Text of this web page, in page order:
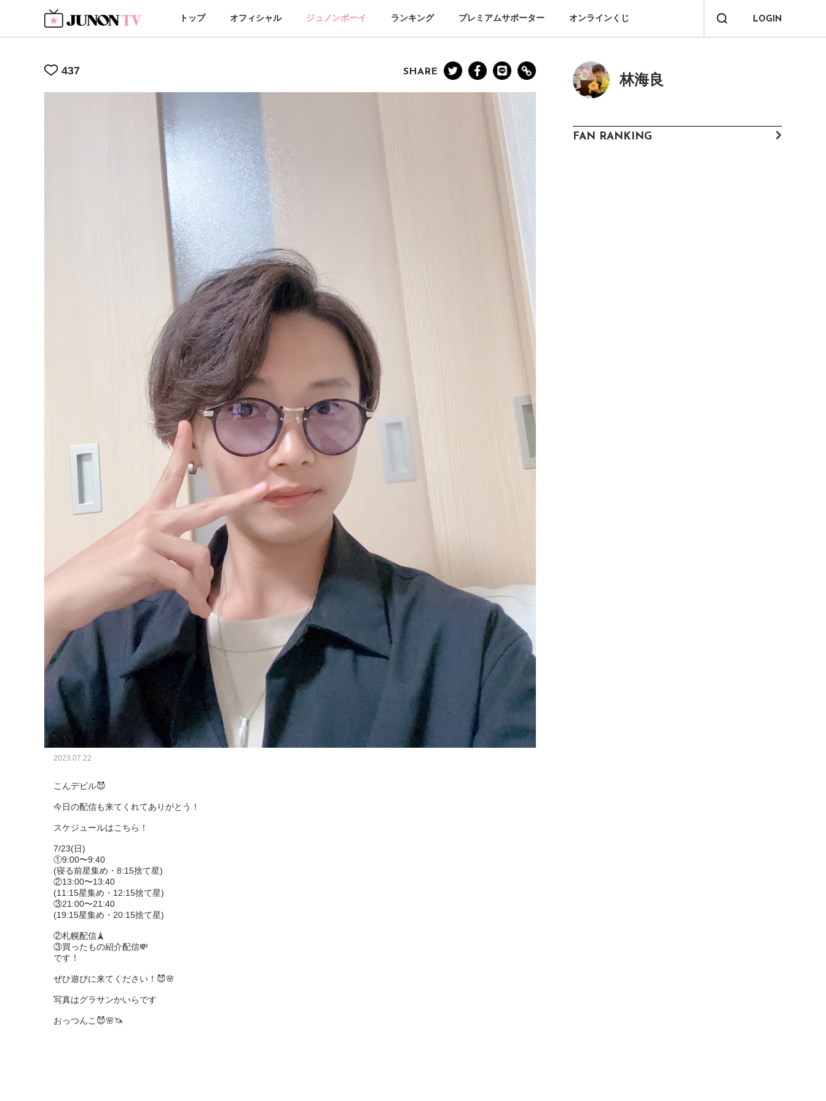
LOGIN
トップ オフィシャル ジュノンボーイ ランキング プレミアムサポーター オンラインくじ
437 SHARE 林海良
2023.07.22
こんデビル😈
今日の配信も来てくれてありがとう！
スケジュールはこちら！
7/23(日)
①9:00〜9:40
(寝る前星集め・8:15捨て星)
②13:00〜13:40
(11:15星集め・12:15捨て星)
③21:00〜21:40
(19:15星集め・20:15捨て星)
②札幌配信🗼
③買ったもの紹介配信💸
です！
ぜひ遊びに来てください！😈🌸
写真はグラサンかいらです
おっつんこ😈🌸🦄
FAN RANKING